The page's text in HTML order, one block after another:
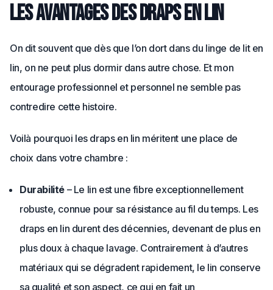
Les avantages des draps en lin
On dit souvent que dès que l’on dort dans du linge de lit en
lin, on ne peut plus dormir dans autre chose. Et mon
entourage professionnel et personnel ne semble pas
contredire cette histoire.
Voilà pourquoi les draps en lin méritent une place de
choix dans votre chambre :
Durabilité – Le lin est une fibre exceptionnellement
robuste, connue pour sa résistance au fil du temps. Les
draps en lin durent des décennies, devenant de plus en
plus doux à chaque lavage. Contrairement à d’autres
matériaux qui se dégradent rapidement, le lin conserve
sa qualité et son aspect, ce qui en fait un